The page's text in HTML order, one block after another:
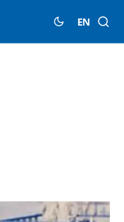
EN